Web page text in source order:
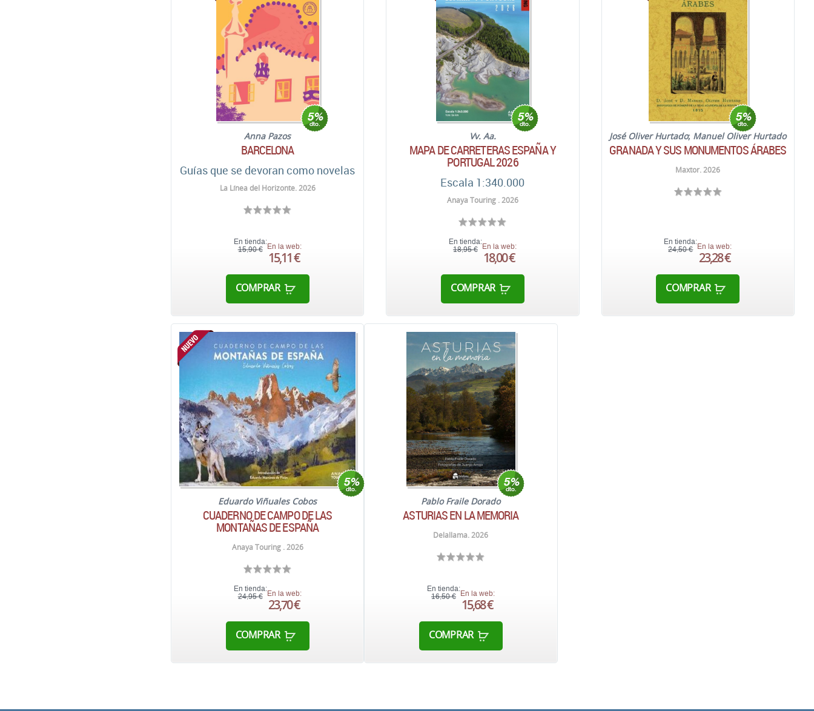
Anna Pazos
BARCELONA
Guías que se devoran como novelas
La Línea del Horizonte. 2026
En tienda:
15,90 € En la web:
15,11 €
COMPRAR
Vv. Aa.
MAPA DE CARRETERAS ESPAÑA Y
PORTUGAL 2026
Escala 1:340.000
Anaya Touring . 2026
En tienda:
18,95 € En la web:
18,00 €
COMPRAR
José Oliver Hurtado; Manuel Oliver Hurtado
GRANADA Y SUS MONUMENTOS ÁRABES
Maxtor. 2026
En tienda:
24,50 €
En la web:
23,28 €
COMPRAR
Eduardo Viñuales Cobos
CUADERNO DE CAMPO DE LAS
MONTAÑAS DE ESPAÑA
Anaya Touring . 2026
En tienda:
24,95 € En la web:
23,70 €
COMPRAR
Pablo Fraile Dorado
ASTURIAS EN LA MEMORIA
Delallama. 2026
En tienda:
16,50 € En la web:
15,68 €
COMPRAR